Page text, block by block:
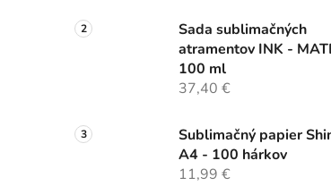
Sada sublimačných
atramentov INK -
100 ml
37,40 €
Sublimačný papier
A4 - 100 hárkov
11,99 €